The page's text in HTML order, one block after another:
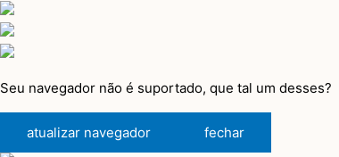
Seu navegador não é suportado, que tal um desses?
atualizar navegador fechar